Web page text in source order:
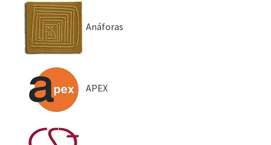
Anáforas
APEX